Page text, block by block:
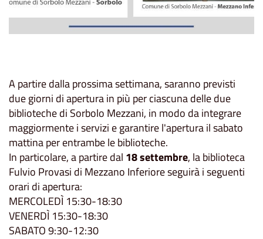
A partire dalla prossima settimana, saranno previsti
due giorni di apertura in più per ciascuna delle due
biblioteche di Sorbolo Mezzani, in modo da integrare
maggiormente i servizi e garantire l'apertura il sabato
mattina per entrambe le biblioteche.
In particolare, a partire dal 18 settembre, la biblioteca
Fulvio Provasi di Mezzano Inferiore seguirà i seguenti
orari di apertura:
MERCOLEDÌ 15:30-18:30
VENERDÌ 15:30-18:30
SABATO 9:30-12:30